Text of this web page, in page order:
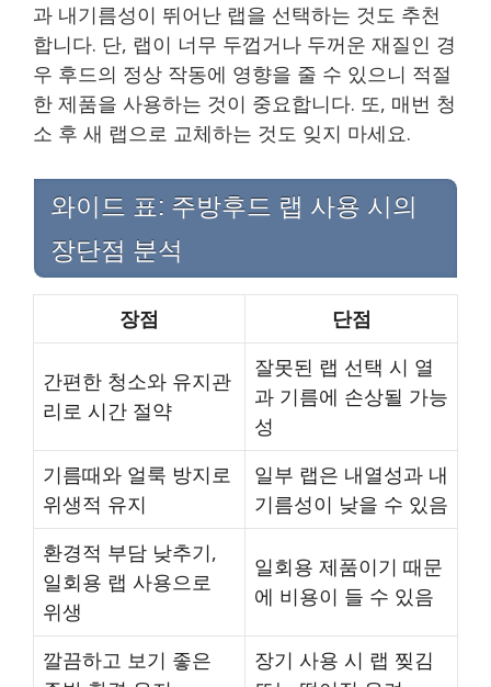
과 내기름성이 뛰어난 랩을 선택하는 것도 추천
합니다. 단, 랩이 너무 두껍거나 두꺼운 재질인 경
우 후드의 정상 작동에 영향을 줄 수 있으니 적절
한 제품을 사용하는 것이 중요합니다. 또, 매번 청
소 후 새 랩으로 교체하는 것도 잊지 마세요.
와이드 표: 주방후드 랩 사용 시의
장단점 분석
장점 단점
간편한 청소와 유지관
리로 시간 절약
잘못된 랩 선택 시 열
과 기름에 손상될 가능
성
기름때와 얼룩 방지로
위생적 유지
일부 랩은 내열성과 내
기름성이 낮을 수 있음
환경적 부담 낮추기,
일회용 랩 사용으로
위생
일회용 제품이기 때문
에 비용이 들 수 있음
깔끔하고 보기 좋은
장기 사용 시 랩 찢김